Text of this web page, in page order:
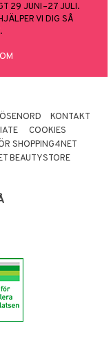
29 JUNI–27 JULI.
VI DIG SÅ
KONTAKT
COOKIES
SHOPPING4NET
BEAUTYSTORE